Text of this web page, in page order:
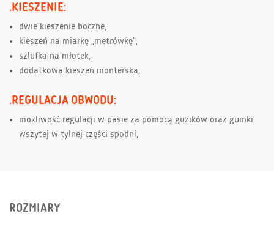
.KIESZENIE:
dwie kieszenie boczne,
kieszeń na miarkę „metrówkę”,
szlufka na młotek,
dodatkowa kieszeń monterska,
.REGULACJA OBWODU:
możliwość regulacji w pasie za pomocą guzików oraz gumki
wszytej w tylnej części spodni,
ROZMIARY